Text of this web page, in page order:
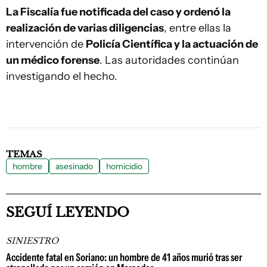
La Fiscalía fue notificada del caso y ordenó la
realización de varias diligencias, entre ellas la
intervención de Policía Científica y la actuación de
un médico forense. Las autoridades continúan
investigando el hecho.
TEMAS
hombre asesinado homicidio
SEGUÍ LEYENDO
SINIESTRO
Accidente fatal en Soriano: un hombre de 41 años murió tras ser